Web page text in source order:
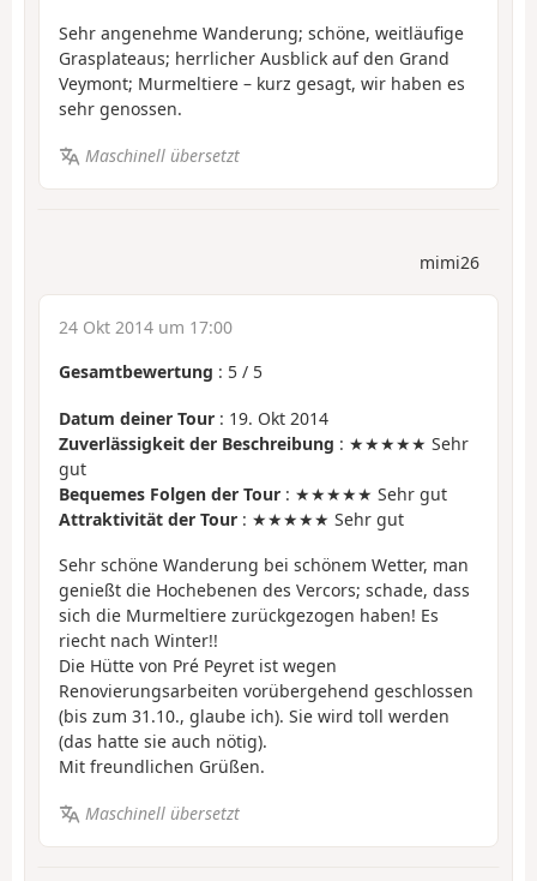
Sehr angenehme Wanderung; schöne, weitläufige
Grasplateaus; herrlicher Ausblick auf den Grand
Veymont; Murmeltiere – kurz gesagt, wir haben es
sehr genossen.
Maschinell übersetzt
mimi26
24 Okt 2014 um 17:00
Gesamtbewertung : 5 / 5
Datum deiner Tour : 19. Okt 2014
Zuverlässigkeit der Beschreibung : ★★★★★ Sehr
gut
Bequemes Folgen der Tour : ★★★★★ Sehr gut
Attraktivität der Tour : ★★★★★ Sehr gut
Sehr schöne Wanderung bei schönem Wetter, man
genießt die Hochebenen des Vercors; schade, dass
sich die Murmeltiere zurückgezogen haben! Es
riecht nach Winter!!
Die Hütte von Pré Peyret ist wegen
Renovierungsarbeiten vorübergehend geschlossen
(bis zum 31.10., glaube ich). Sie wird toll werden
(das hatte sie auch nötig).
Mit freundlichen Grüßen.
Maschinell übersetzt